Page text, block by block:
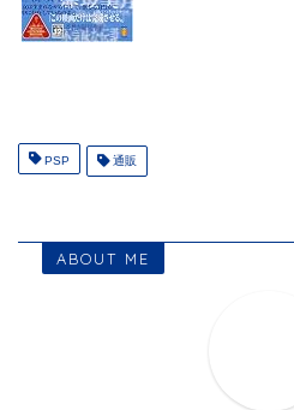
PSP 通販
ABOUT ME